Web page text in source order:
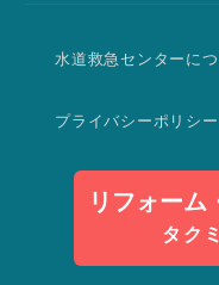
水道救急センターに
プライバシーポリシー
リフォーム
タク